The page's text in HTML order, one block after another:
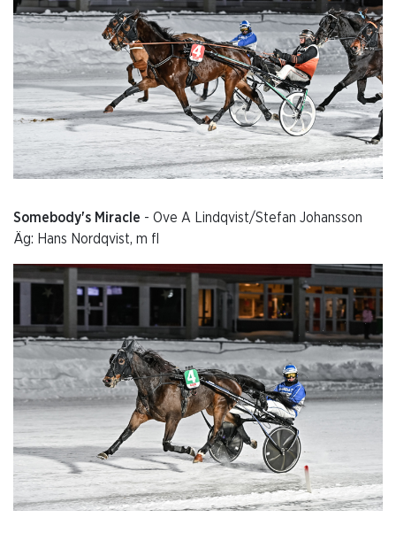
Somebody's Miracle - Ove A Lindqvist/Stefan Johansson
Äg: Hans Nordqvist, m fl